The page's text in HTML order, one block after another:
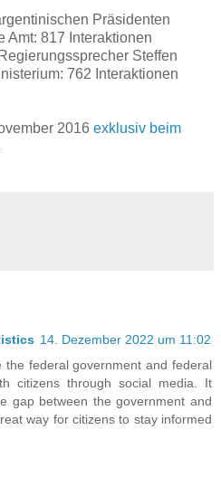
Präsidenten
Amt: 817 Interaktionen
Steffen
762 Interaktionen
2016 exklusiv beim
14. Dezember 2022 um 11:02
federal government and federal
citizens through social media. It
gap between the government and
way for citizens to stay informed